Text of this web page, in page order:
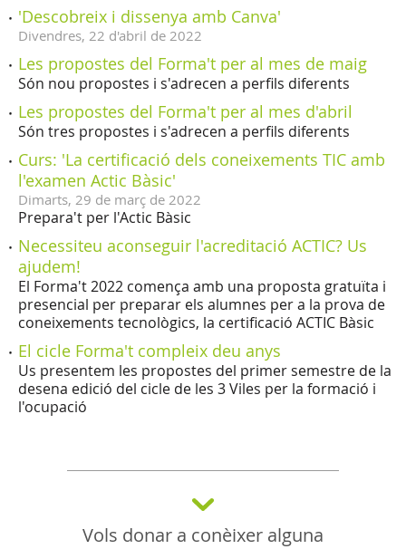
'Descobreix i dissenya amb Canva'
Divendres, 22 d'abril de 2022
Les propostes del Forma't per al mes de maig
Són nou propostes i s'adrecen a perfils diferents
Les propostes del Forma't per al mes d'abril
Són tres propostes i s'adrecen a perfils diferents
Curs: 'La certificació dels coneixements TIC amb
l'examen Actic Bàsic'
Dimarts, 29 de març de 2022
Prepara't per l'Actic Bàsic
Necessiteu aconseguir l'acreditació ACTIC? Us
ajudem!
El Forma't 2022 comença amb una proposta gratuïta i
presencial per preparar els alumnes per a la prova de
coneixements tecnològics, la certificació ACTIC Bàsic
El cicle Forma't compleix deu anys
Us presentem les propostes del primer semestre de la
desena edició del cicle de les 3 Viles per la formació i
l'ocupació
Vols donar a conèixer alguna